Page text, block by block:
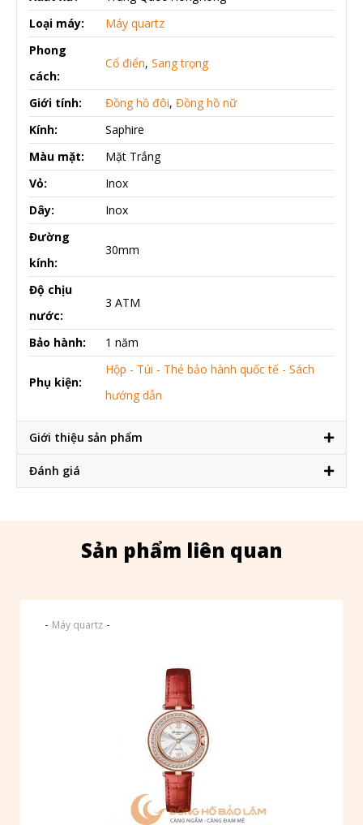
Loại máy:
Máy quartz
Phong
cách:
Cổ điển, Sang trọng
Giới tính: Đồng hồ đôi, Đồng hồ nữ
Kính:
Saphire
Màu mặt:
Mặt Trắng
Vỏ:
Inox
Dây:
Inox
Đường
kính:
30mm
Độ chịu
nước:
3 ATM
Bảo hành: 1 năm
Phụ kiện:
Hộp - Túi - Thẻ bảo hành quốc tế - Sách
hướng dẫn
Giới thiệu sản phẩm
Đánh giá
Sản phẩm liên quan
- Máy quartz -